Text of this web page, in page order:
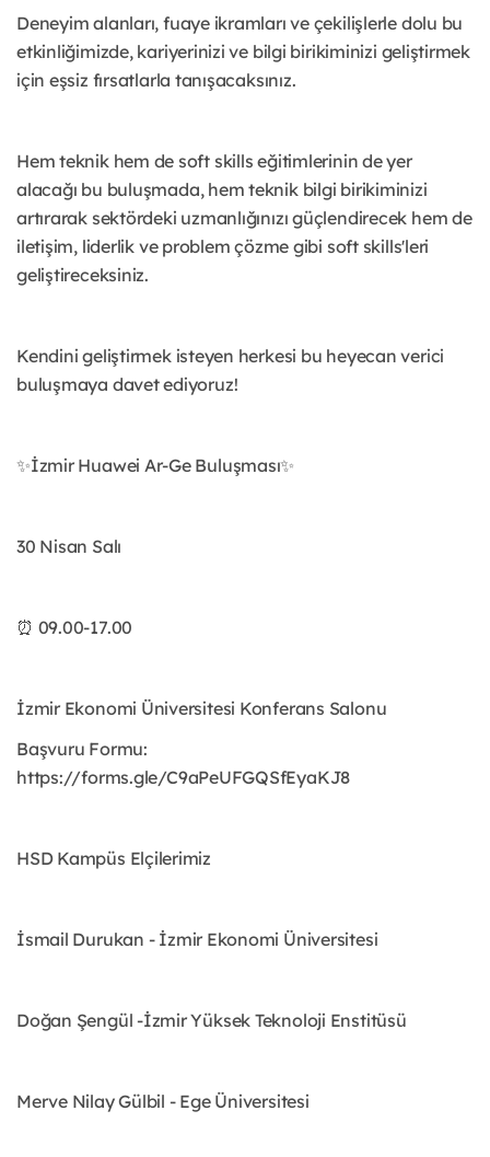
Deneyim alanları, fuaye ikramları ve çekilişlerle dolu bu
etkinliğimizde, kariyerinizi ve bilgi birikiminizi geliştirmek
için eşsiz fırsatlarla tanışacaksınız.
Hem teknik hem de soft skills eğitimlerinin de yer
alacağı bu buluşmada, hem teknik bilgi birikiminizi
artırarak sektördeki uzmanlığınızı güçlendirecek hem de
iletişim, liderlik ve problem çözme gibi soft skills'leri
geliştireceksiniz.
Kendini geliştirmek isteyen herkesi bu heyecan verici
buluşmaya davet ediyoruz!
✨İzmir Huawei Ar-Ge Buluşması✨
30 Nisan Salı
⏰ 09.00-17.00
İzmir Ekonomi Üniversitesi Konferans Salonu
Başvuru Formu:
https://forms.gle/C9aPeUFGQSfEyaKJ8
HSD Kampüs Elçilerimiz
İsmail Durukan - İzmir Ekonomi Üniversitesi
Doğan Şengül -İzmir Yüksek Teknoloji Enstitüsü
Merve Nilay Gülbil - Ege Üniversitesi